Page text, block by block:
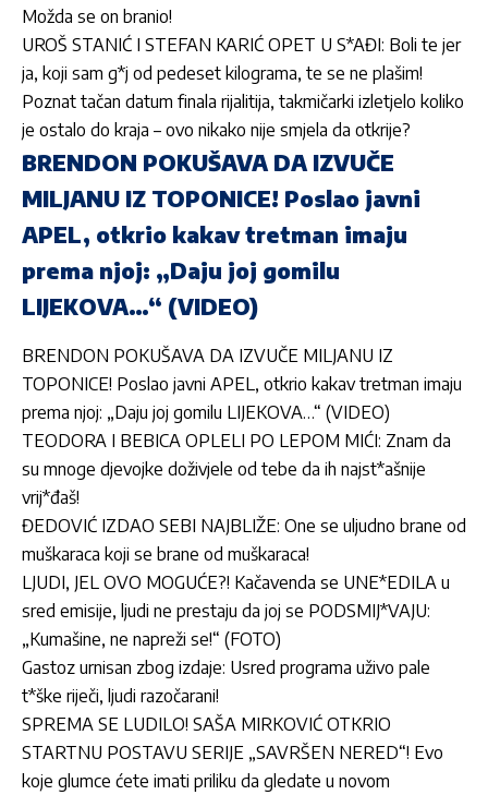
Možda se on branio!
UROŠ STANIĆ I STEFAN KARIĆ OPET U S*AĐI: Boli te jer
ja, koji sam g*j od pedeset kilograma, te se ne plašim!
Poznat tačan datum finala rijalitija, takmičarki izletjelo koliko
je ostalo do kraja – ovo nikako nije smjela da otkrije?
BRENDON POKUŠAVA DA IZVUČE
MILJANU IZ TOPONICE! Poslao javni
APEL, otkrio kakav tretman imaju
prema njoj: „Daju joj gomilu
LIJEKOVA…“ (VIDEO)
BRENDON POKUŠAVA DA IZVUČE MILJANU IZ
TOPONICE! Poslao javni APEL, otkrio kakav tretman imaju
prema njoj: „Daju joj gomilu LIJEKOVA…“ (VIDEO)
TEODORA I BEBICA OPLELI PO LEPOM MIĆI: Znam da
su mnoge djevojke doživjele od tebe da ih najst*ašnije
vrij*đaš!
ĐEDOVIĆ IZDAO SEBI NAJBLIŽE: One se uljudno brane od
muškaraca koji se brane od muškaraca!
LJUDI, JEL OVO MOGUĆE?! Kačavenda se UNE*EDILA u
sred emisije, ljudi ne prestaju da joj se PODSMIJ*VAJU:
„Kumašine, ne napreži se!“ (FOTO)
Gastoz urnisan zbog izdaje: Usred programa uživo pale
t*ške riječi, ljudi razočarani!
SPREMA SE LUDILO! SAŠA MIRKOVIĆ OTKRIO
STARTNU POSTAVU SERIJE „SAVRŠEN NERED“! Evo
koje glumce ćete imati priliku da gledate u novom